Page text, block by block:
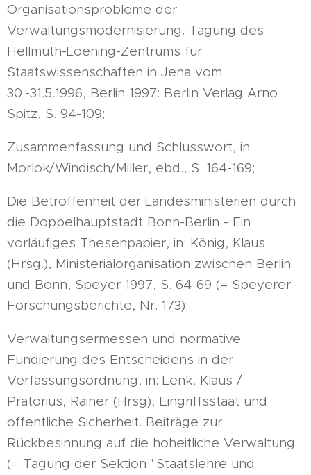
Organisationsprobleme der
Verwaltungsmodernisierung. Tagung des
Hellmuth-Loening-Zentrums für
Staatswissenschaften in Jena vom
30.-31.5.1996, Berlin 1997: Berlin Verlag Arno
Spitz, S. 94-109;
Zusammenfassung und Schlusswort, in
Morlok/Windisch/Miller, ebd., S. 164-169;
Die Betroffenheit der Landesministerien durch
die Doppelhauptstadt Bonn-Berlin - Ein
vorläufiges Thesenpapier, in: König, Klaus
(Hrsg.), Ministerialorganisation zwischen Berlin
und Bonn, Speyer 1997, S. 64-69 (= Speyerer
Forschungsberichte, Nr. 173);
Verwaltungsermessen und normative
Fundierung des Entscheidens in der
Verfassungsordnung, in: Lenk, Klaus /
Prätorius, Rainer (Hrsg), Eingriffsstaat und
öffentliche Sicherheit. Beiträge zur
Rückbesinnung auf die hoheitliche Verwaltung
(= Tagung der Sektion "Staatslehre und